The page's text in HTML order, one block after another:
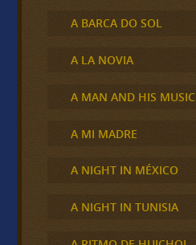
A BARCA DO SOL
A LA NOVIA
A MAN AND HIS MUSIC
A MI MADRE
A NIGHT IN MÉXICO
A NIGHT IN TUNISIA